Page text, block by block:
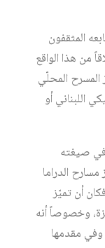
المثقفون
من هذا الواقع
المحلّي
اللبناني أو
في صيغته
الدراما
أن تميّز
وخصوصاً أنه
وفي مقدمها